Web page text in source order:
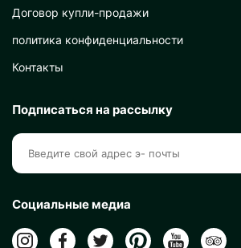
Договор купли-продажи
политика конфиденциальности
Контакты
Подписаться на рассылку
Социальные медиа